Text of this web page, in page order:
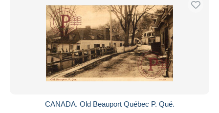
CANADA. Old Beauport Québec P. Qué.